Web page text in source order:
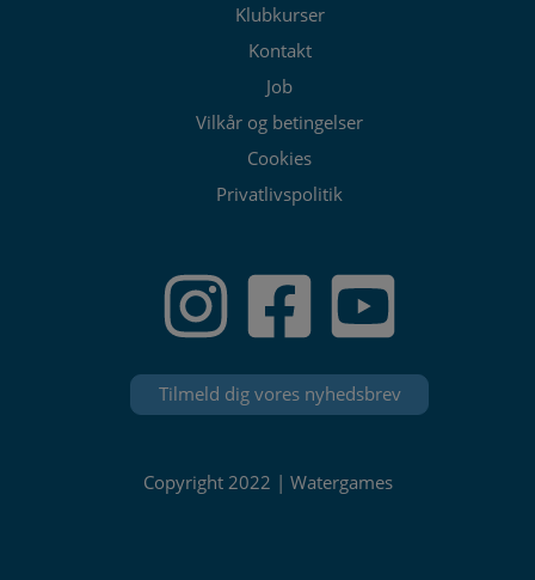
Klubkurser
Kontakt
Job
Vilkår og betingelser
Cookies
Privatlivspolitik
Tilmeld dig vores nyhedsbrev
Copyright 2022 | Watergames